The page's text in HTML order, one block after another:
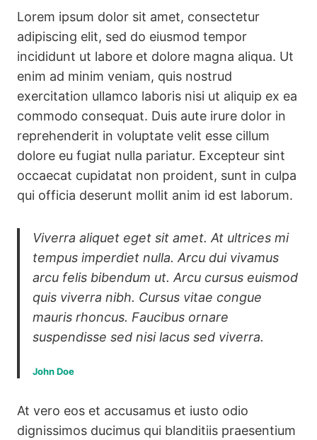
Lorem ipsum dolor sit amet, consectetur
adipiscing elit, sed do eiusmod tempor
incididunt ut labore et dolore magna aliqua. Ut
enim ad minim veniam, quis nostrud
exercitation ullamco laboris nisi ut aliquip ex ea
commodo consequat. Duis aute irure dolor in
reprehenderit in voluptate velit esse cillum
dolore eu fugiat nulla pariatur. Excepteur sint
occaecat cupidatat non proident, sunt in culpa
qui officia deserunt mollit anim id est laborum.
Viverra aliquet eget sit amet. At ultrices mi
tempus imperdiet nulla. Arcu dui vivamus
arcu felis bibendum ut. Arcu cursus euismod
quis viverra nibh. Cursus vitae congue
mauris rhoncus. Faucibus ornare
suspendisse sed nisi lacus sed viverra.
John Doe
At vero eos et accusamus et iusto odio
dignissimos ducimus qui blanditiis praesentium